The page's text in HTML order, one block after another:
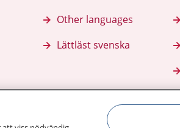
Other languages
Lättläst svenska